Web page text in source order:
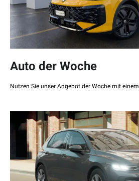
Auto der Woche
Nutzen Sie unser Angebot der Woche mit